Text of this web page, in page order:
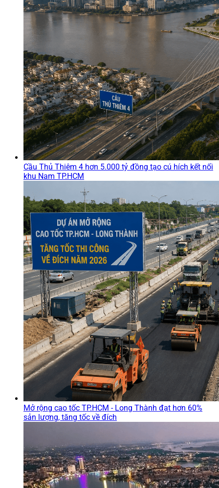
Cầu Thủ Thiêm 4 hơn 5.000 tỷ đồng tạo cú hích kết nối
khu Nam TP.HCM
Mở rộng cao tốc TP.HCM - Long Thành đạt hơn 60%
sản lượng, tăng tốc về đích